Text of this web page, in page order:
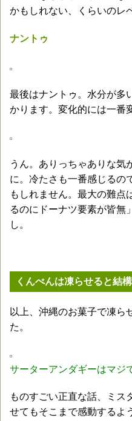
かもしれない、くらいのレ
ナントゥ
最後はナントゥ。水分が多
かります。変化的には一番
うん。ありっちゃありな気
に。冷たさも一番感じるの
もしれません。最大の難点
るのにドーナツ要素が皆無
し。
くんぺんは凍らせると結
以上、沖縄のお菓子で凍ら
た。
サーターアンダギーはマジ
ものすごい正直な話、ミス
せてもそこまで感動するよ